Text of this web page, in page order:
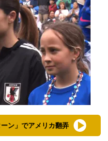
ン」でアメリカ翻弄